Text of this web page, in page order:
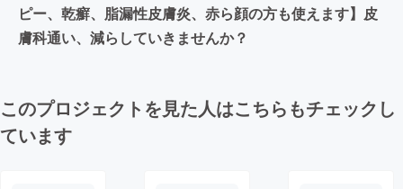
ピー、乾癬、脂漏性皮膚炎、赤ら顔の方も使えます】皮
膚科通い、減らしていきませんか？
このプロジェクトを見た人はこちらもチェックし
ています